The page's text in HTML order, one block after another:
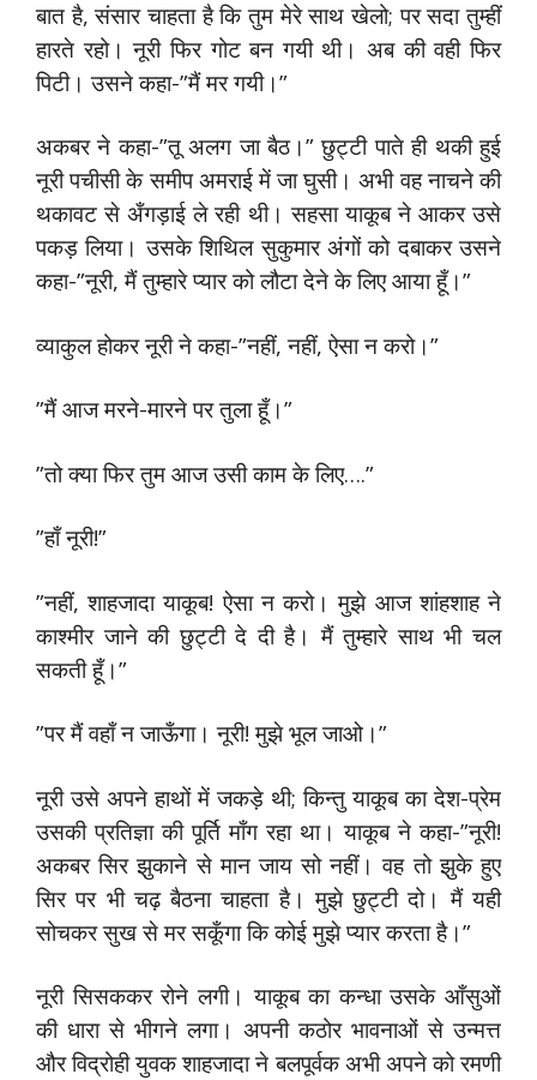
बात है, संसार चाहता है कि तुम मेरे साथ खेलो; पर सदा तुम्हीं
हारते रहो। नूरी फिर गोट बन गयी थी। अब की वही फिर
पिटी। उसने कहा-”मैं मर गयी।”
अकबर ने कहा-”तू अलग जा बैठ।” छुट्टी पाते ही थकी हुई
नूरी पचीसी के समीप अमराई में जा घुसी। अभी वह नाचने की
थकावट से अँगड़ाई ले रही थी। सहसा याकूब ने आकर उसे
पकड़ लिया। उसके शिथिल सुकुमार अंगों को दबाकर उसने
कहा-”नूरी, मैं तुम्हारे प्यार को लौटा देने के लिए आया हूँ।”
व्याकुल होकर नूरी ने कहा-”नहीं, नहीं, ऐसा न करो।”
”मैं आज मरने-मारने पर तुला हूँ।”
”तो क्या फिर तुम आज उसी काम के लिए….”
”हाँ नूरी!”
”नहीं, शाहजादा याकूब! ऐसा न करो। मुझे आज शांहशाह ने
काश्मीर जाने की छुट्टी दे दी है। मैं तुम्हारे साथ भी चल
सकती हूँ।”
”पर मैं वहाँ न जाऊँगा। नूरी! मुझे भूल जाओ।”
नूरी उसे अपने हाथों में जकड़े थी; किन्तु याकूब का देश-प्रेम
उसकी प्रतिज्ञा की पूर्ति माँग रहा था। याकूब ने कहा-”नूरी!
अकबर सिर झुकाने से मान जाय सो नहीं। वह तो झुके हुए
सिर पर भी चढ़ बैठना चाहता है। मुझे छुट्टी दो। मैं यही
सोचकर सुख से मर सकूँगा कि कोई मुझे प्यार करता है।”
नूरी सिसककर रोने लगी। याकूब का कन्धा उसके आँसुओं
की धारा से भीगने लगा। अपनी कठोर भावनाओं से उन्मत्त
और विद्रोही युवक शाहजादा ने बलपूर्वक अभी अपने को रमणी